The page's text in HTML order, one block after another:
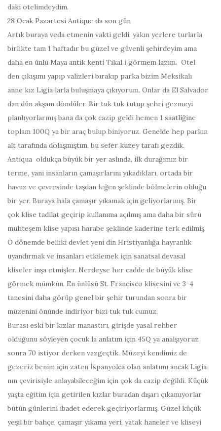
daki otelimdeydim.
28 Ocak Pazartesi Antique da son gün
Artık buraya veda etmenin vakti geldi, yakın yerlere turlarla
birlikte tam 1 haftadır bu güzel ve güvenli şehirdeyim ama
daha en ünlü Maya antik kenti Tikal i görmem lazım. Otel
den çıkışımı yapıp valizleri bırakıp parka bizim Meksikalı
anne kız Ligia larla buluşmaya çıkıyorum. Onlar da El Salvador
dan dün akşam döndüler. Bir tuk tuk tutup şehri gezmeyi
planlıyorlarmış bana da çok cazip geldi hemen 1 saatliğine
toplam 100Q ya bir araç bulup biniyoruz. Genelde hep parkın
alt tarafında dolaşmıştım, bu sefer kuzey tarafı gezdik.
Antiqua oldukça büyük bir yer aslında, ilk durağımız bir
terme, yani insanların çamaşırlarını yıkadıkları, ortada bir
havuz ve çevresinde taşdan leğen şeklinde bölmelerin olduğu
bir yer. Buraya hala çamaşır yıkamak için geliyorlarmış. Bir
çok klise tadilat geçirip kullanıma açılmış ama daha bir sürü
muhteşem klise yapısı harabe şeklinde kaderine terk edilmiş.
O dönemde belliki devlet yeni din Hristiyanlığa hayranlık
uyandırmak ve insanları etkilemek için sanatsal devasal
kliseler inşa etmişler. Nerdeyse her cadde de büyük klise
görmek mümkün. En ünlüsü St. Francisco klisesini ve 3-4
tanesini daha görüp genel bir şehir turundan sonra bir
müzenini önünde indiriyor bizi tuk tuk cumuz.
Burası eski bir kızlar manastırı, girişde yasal rehber
olduğunu söyleyen çocuk la anlatım için 45Q ya analşıyoruz
sonra 70 istiyor derken vazgeçtik. Müzeyi kendimiz de
gezeriz benim için zaten İspanyolca olan anlatımı ancak Ligia
nın çevirisiyle anlayabileceğim için çok da cazip değildi. Küçük
yaşta eğitim için getirilen kızlar buradan dışarı çıkamıyorlar
bütün günlerini ibadet ederek geçiriyorlarmış. Güzel küçük
yeşil bir bahçe, çamaşır yıkama yeri, yatak haneler ve kliseyi